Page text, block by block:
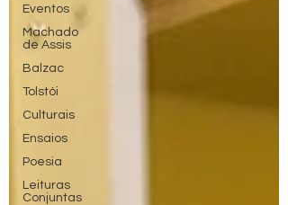
Eventos
Machado
de Assis
Balzac
Tolstói
Culturais
Ensaios
Poesia
Leituras
Conjuntas